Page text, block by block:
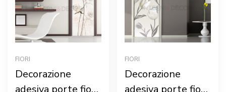
FIORI
Decorazione
adesiva porte fiori
FIORI
Decorazione
adesiva porte fiori